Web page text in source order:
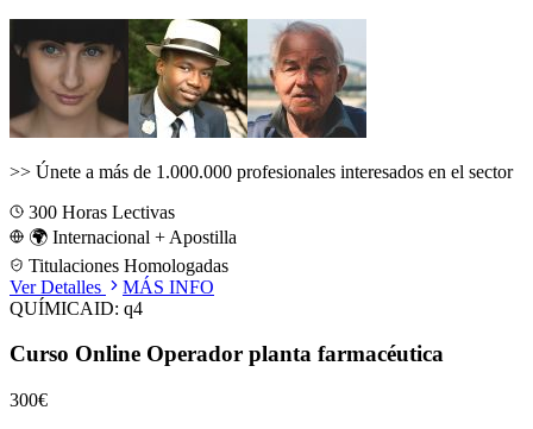
>> Únete a más de 1.000.000 profesionales interesados en el sector
300 Horas Lectivas
🌍 Internacional + Apostilla
Titulaciones Homologadas
Ver Detalles
MÁS INFO
QUÍMICAID: q4
Curso Online Operador planta farmacéutica
300€